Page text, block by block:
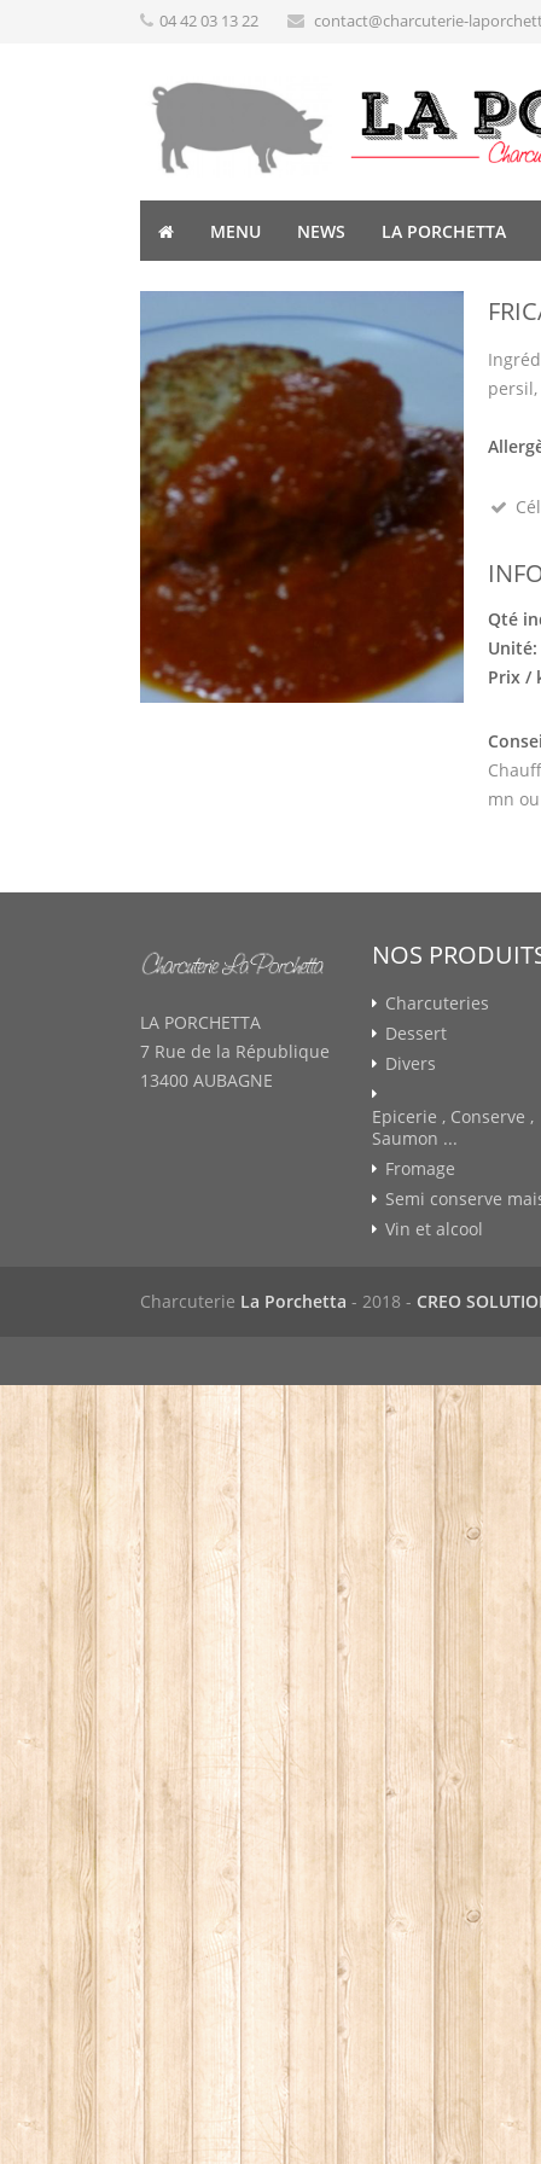
04 42 03 13 22 contact@charcuterie-
MENU NEWS LA PORCHETTA
Qté
Unité:
Prix /
mn
LA PORCHETTA
7 Rue de la République
13400 AUBAGNE
NOS
Charcuteries
Dessert
Divers
Epicerie , Conserve ,
Saumon ...
Fromage
Semi conserve
Vin et alcool
Charcuterie La Porchetta - 2018 - CREO